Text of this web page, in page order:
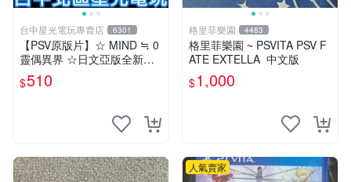
台中星光電玩專賣店 6301
【PSV原版片】☆ MIND ≒ 0
靈偶異界 ☆日文亞版全新品
【特價優惠】台中星光電玩
$510
格里菲樂園 4483
格里菲樂園 ~ PSVITA PSV F
ATE EXTELLA 中文版
$1,000
人氣賣家